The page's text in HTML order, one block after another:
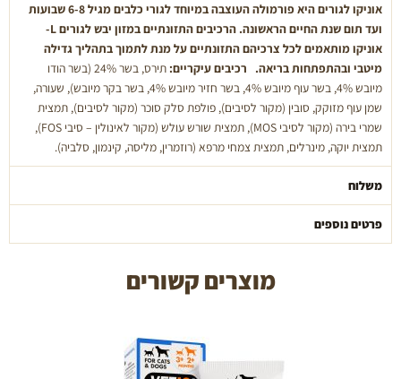
אוניקו לגורים היא פורמולה העוצבה במיוחד לגורי כלבים מגיל 6-8 שבועות
ועד תום שנת החיים הראשונה.
הרכיבים התזונתיים במזון יבש לגורים L-
אוניקו מותאמים לכל צרכיהם התזונתיים על מנת לתמוך בתהליך גדילה
מיטבי ובהתפתחות בריאה.
רכיבים עיקריים:
תירס, בשר 24% (בשר הודו
מיובש 4%, בשר עוף מיובש 4%, בשר חזיר מיובש 4%, בשר בקר מיובש), שעורה,
שמן עוף מזוקק, סובין (מקור לסיבים), פולפת סלק סוכר (מקור לסיבים), תמצית
שמרי בירה (מקור לסיבי MOS), תמצית שורש עולש (מקור לאינולין – סיבי FOS),
תמצית יוקה, מינרלים, תמצית צמחי מרפא (רוזמרין, מליסה, קינמון, סלביה).
משלוח
פרטים נוספים
מוצרים קשורים